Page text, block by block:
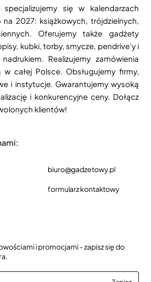
się w kalendarzach
2027: książkowych, trójdzielnych,
Oferujemy także gadżety
kubki, torby, smycze, pendrive’y i
Realizujemy zamówienia
całej Polsce. Obsługujemy firmy,
i instytucje. Gwarantujemy wysoką
i konkurencyjne ceny. Dołącz
klientów!
biuro@gadzetowy.pl
formularz kontaktowy
i promocjami - zapisz się do